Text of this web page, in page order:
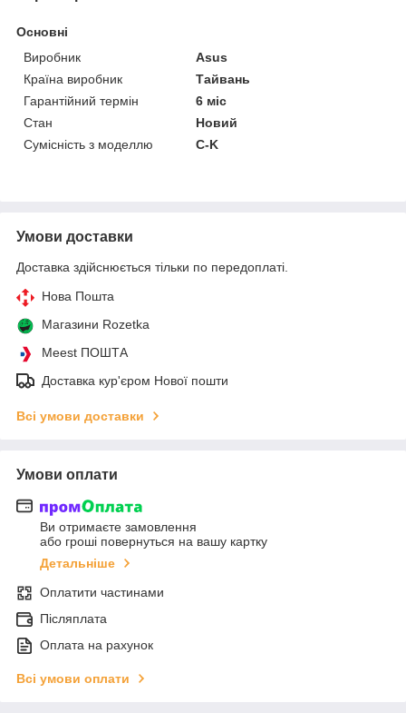
Основні
Виробник
Asus
Країна виробник
Тайвань
Гарантійний термін
6 міс
Стан
Новий
Сумісність з моделлю
C-K
Умови доставки
Доставка здійснюється тільки по передоплаті.
Нова Пошта
Магазини Rozetka
Meest ПОШТА
Доставка кур'єром Нової пошти
Всі умови доставки
Умови оплати
Ви отримаєте замовлення
або гроші повернуться на вашу картку
Детальніше
Оплатити частинами
Післяплата
Оплата на рахунок
Всі умови оплати